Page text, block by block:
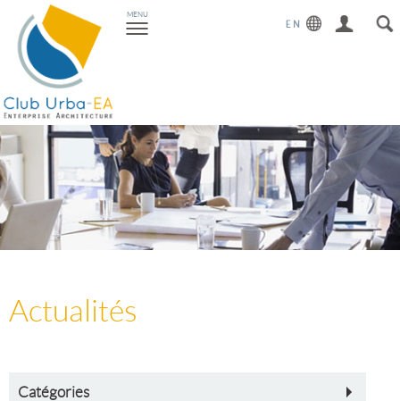
Toggle
navigation
MENU
Actualités
Catégories